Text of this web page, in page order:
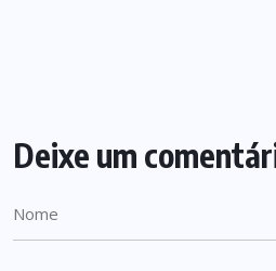
Deixe um